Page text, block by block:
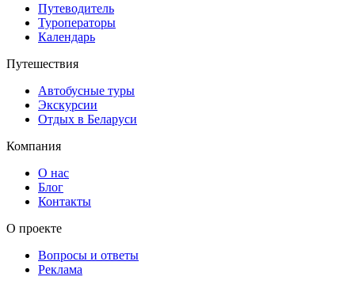
Путеводитель
Туроператоры
Календарь
Путешествия
Автобусные туры
Экскурсии
Отдых в Беларуси
Компания
О нас
Блог
Контакты
О проекте
Вопросы и ответы
Реклама